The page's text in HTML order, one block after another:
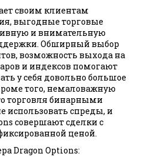
своим клиентам
выгодные торговые
и внимательную
Обширный выбор
возможность выхода на
и индексов помогают
у себя довольно большое
того, немаловажную
торговля бинарными
использовать спреды, и
совершают сделки с
ценой.
Dragon Options: